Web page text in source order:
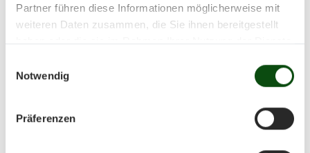
Partner führen diese Informationen möglicherweise mit
weiteren Daten zusammen, die Sie ihnen bereitgestellt
Notwendig
Präferenzen
Hochbrück, Ingolstädter Landstraße 110, 85748
Garching
Geldpreise (1. Preis 300,– Euro in bar). Preise
Punktbesten. Der „Punktzweitschlechteste“